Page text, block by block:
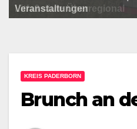
Programm der Komödie
Litfaßsäule Überregional
Veranstaltungen
Litfaßsäule Überregional
Litfaßsäule Überregional
KREIS PADERBORN
Brunch an